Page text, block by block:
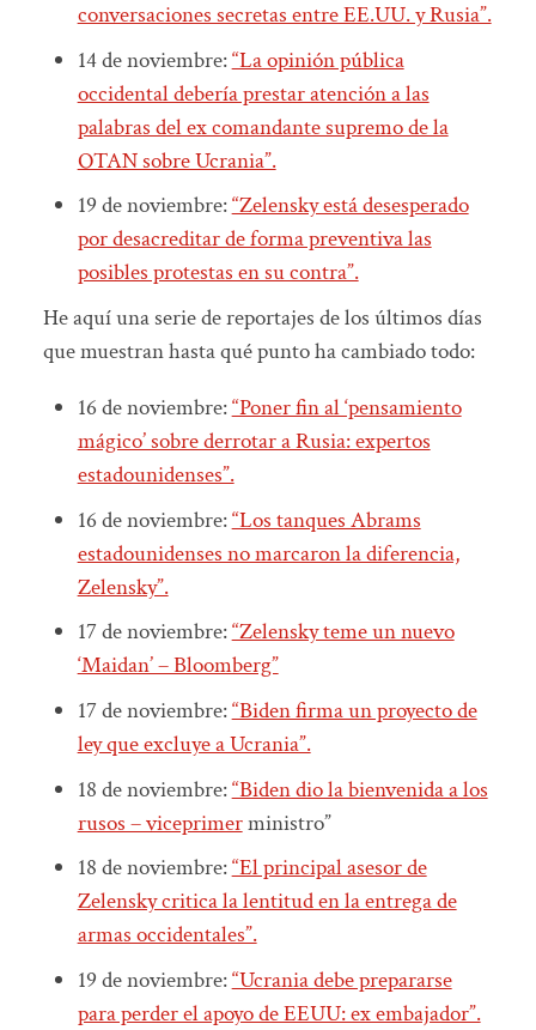
conversaciones secretas entre EE.UU. y Rusia”.
14 de noviembre:“La opinión pública
occidental debería prestar atención a las
palabras del ex comandante supremo de la
OTAN sobre Ucrania”.
19 de noviembre:“Zelensky está desesperado
por desacreditar de forma preventiva las
posibles protestas en su contra”.
He aquí una serie de reportajes de los últimos días
que muestran hasta qué punto ha cambiado todo:
16 de noviembre:“Poner fin al ‘pensamiento
mágico’ sobre derrotar a Rusia: expertos
estadounidenses”.
16 de noviembre:“Los tanques Abrams
estadounidenses no marcaron la diferencia,
Zelensky”.
17 de noviembre:“Zelensky teme un nuevo
‘Maidan’ – Bloomberg”
17 de noviembre:“Biden firma un proyecto de
ley que excluye a Ucrania”.
18 de noviembre:“Biden dio la bienvenida a los
rusos – viceprimerministro”
18 de noviembre:“El principal asesor de
Zelensky critica la lentitud en la entrega de
armas occidentales”.
19 de noviembre:“Ucrania debe prepararse
para perder el apoyo de EEUU: ex embajador”.